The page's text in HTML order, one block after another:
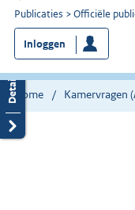
U
bent
nu
hier:
Publicaties Officiële
Inloggen
Home Kamervragen